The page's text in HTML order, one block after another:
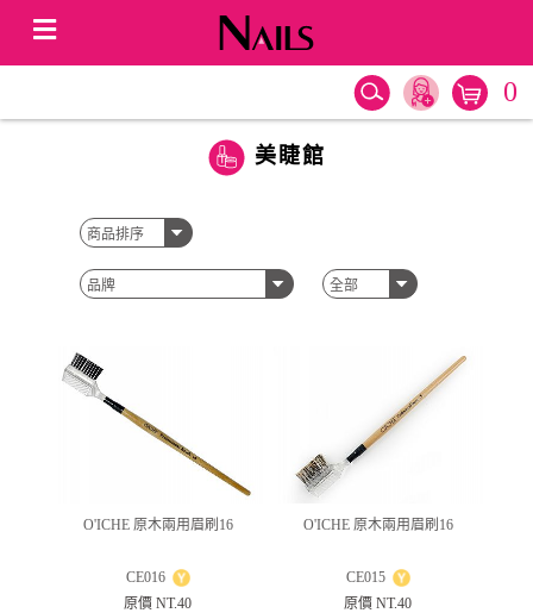
0
美睫館
O'ICHE 原木兩用眉刷16
CE016
原價 NT.40
O'ICHE 原木兩用眉刷16
CE015
原價 NT.40